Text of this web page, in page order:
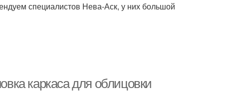
специалистов Нева-Аск, у них большой
каркаса для облицовки